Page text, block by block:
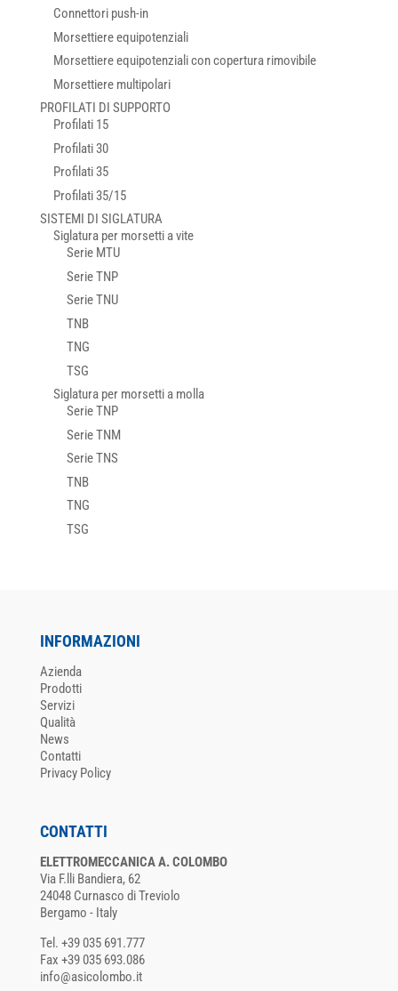
Connettori push-in
Morsettiere equipotenziali
Morsettiere equipotenziali con copertura rimovibile
Morsettiere multipolari
PROFILATI DI SUPPORTO
Profilati 15
Profilati 30
Profilati 35
Profilati 35/15
SISTEMI DI SIGLATURA
Siglatura per morsetti a vite
Serie MTU
Serie TNP
Serie TNU
TNB
TNG
TSG
Siglatura per morsetti a molla
Serie TNP
Serie TNM
Serie TNS
TNB
TNG
TSG
INFORMAZIONI
Azienda
Prodotti
Servizi
Qualità
News
Contatti
Privacy Policy
CONTATTI
ELETTROMECCANICA A. COLOMBO
Via F.lli Bandiera, 62
24048 Curnasco di Treviolo
Bergamo - Italy
Tel. +39 035 691.777
Fax +39 035 693.086
info@asicolombo.it